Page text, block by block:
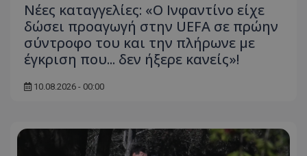
Νέες καταγγελίες: «Ο Ινφαντίνο είχε
δώσει προαγωγή στην UEFA σε πρώην
σύντροφο του και την πλήρωνε με
έγκριση που... δεν ήξερε κανείς»!
10.08.2026 - 00:00